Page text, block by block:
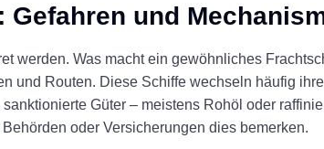
und
werden. Was macht ein gewöhnliches
und Routen. Diese Schiffe wechseln häufig
Güter – meistens Rohöl oder
oder Versicherungen dies bemerken.